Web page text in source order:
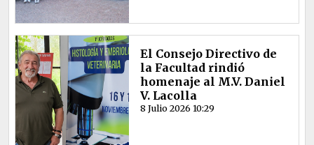
El Consejo Directivo de
la Facultad rindió
homenaje al M.V. Daniel
V. Lacolla
8 Julio 2026 10:29